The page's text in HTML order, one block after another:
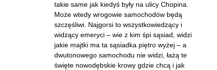
takie same jak kiedyś były na ulicy Chopina.
Może wtedy wrogowie samochodów będą
szczęśliwi. Najgorsi to wszystkowiedzący i
widzący emeryci – wie z kim śpi sąsiad, widzi
jakie majtki ma ta sąsiadka piętro wyżej – a
dwutonowego samochodu nie widzi, łażą te
święte nowodębskie krowy gdzie chcą i jak